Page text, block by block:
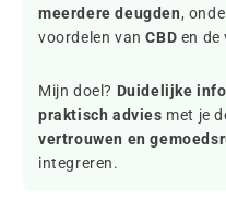
meerdere deugden,
voordelen vanCBD en de
Mijn doel? Duidelijke
praktisch advies met je
vertrouwen en
integreren.